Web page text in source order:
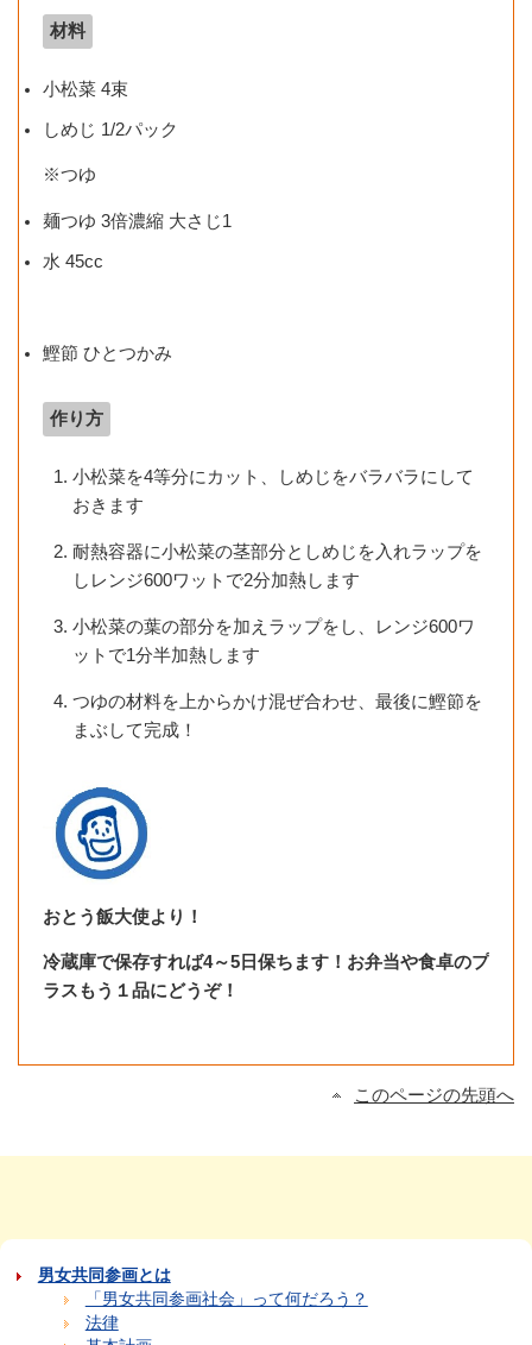
材料
小松菜 4束
しめじ 1/2パック
※つゆ
麺つゆ 3倍濃縮 大さじ1
水 45cc
鰹節 ひとつかみ
作り方
小松菜を4等分にカット、しめじをバラバラにして
おきます
耐熱容器に小松菜の茎部分としめじを入れラップを
しレンジ600ワットで2分加熱します
小松菜の葉の部分を加えラップをし、レンジ600ワ
ットで1分半加熱します
つゆの材料を上からかけ混ぜ合わせ、最後に鰹節を
まぶして完成！
おとう飯大使より！
冷蔵庫で保存すれば4～5日保ちます！お弁当や食卓のプ
ラスもう１品にどうぞ！
このページの先頭へ